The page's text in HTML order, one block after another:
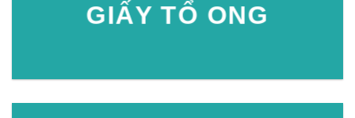
GIẤY TỔ ONG